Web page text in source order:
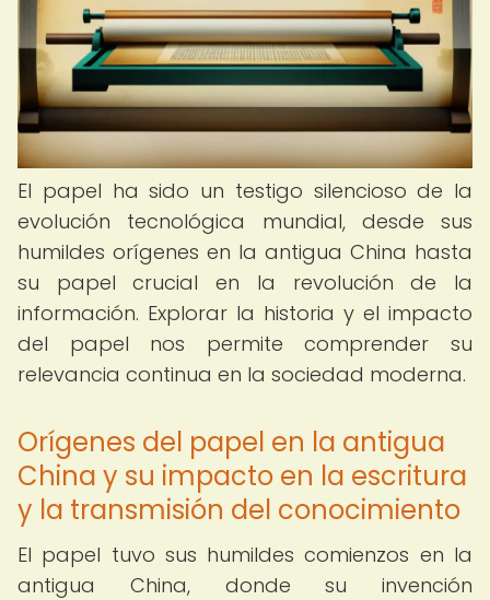
El papel ha sido un testigo silencioso de la
evolución tecnológica mundial, desde sus
humildes orígenes en la antigua China hasta
su papel crucial en la revolución de la
información. Explorar la historia y el impacto
del papel nos permite comprender su
relevancia continua en la sociedad moderna.
Orígenes del papel en la antigua
China y su impacto en la escritura
y la transmisión del conocimiento
El papel tuvo sus humildes comienzos en la
antigua China, donde su invención